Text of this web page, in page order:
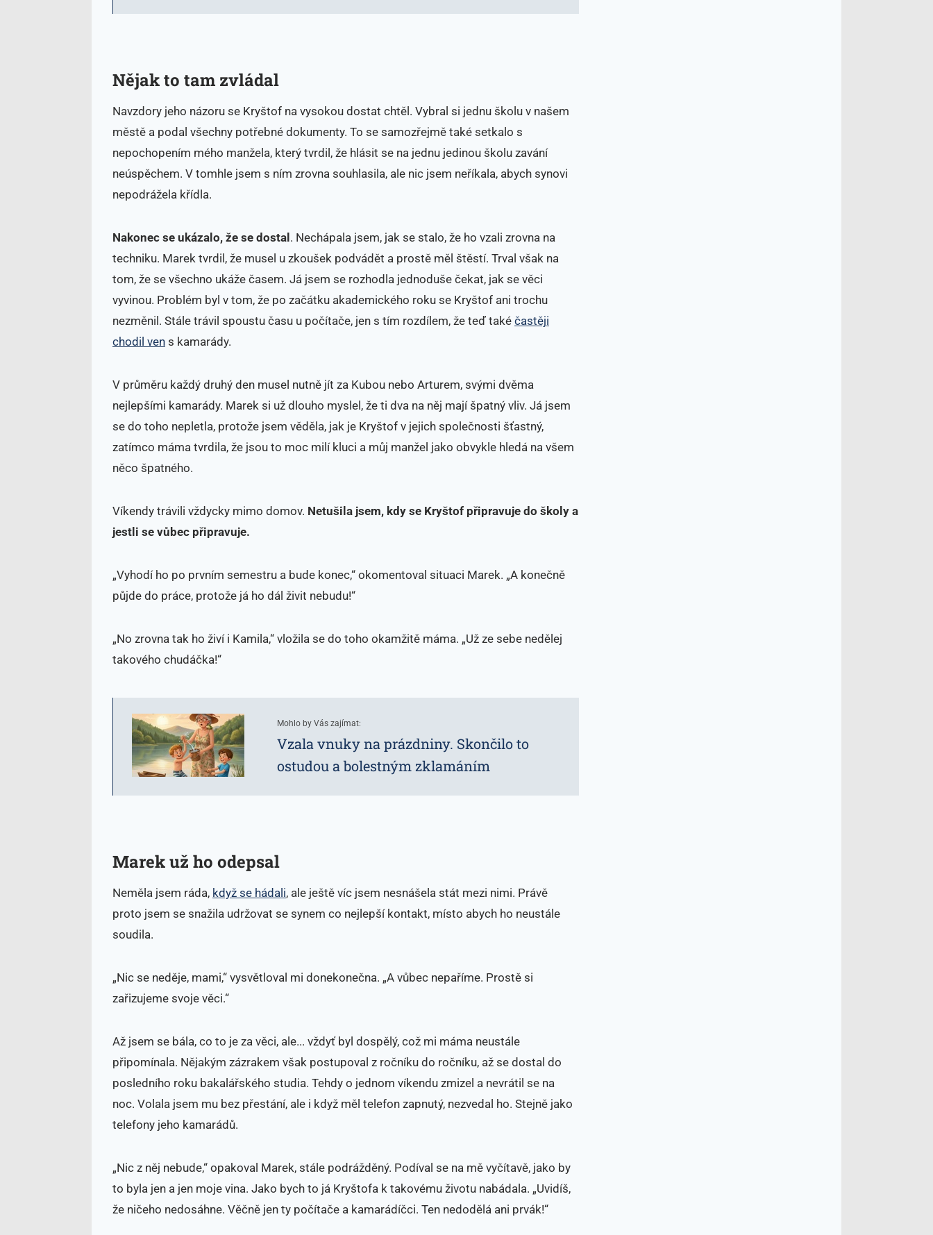
Nějak to tam zvládal
Navzdory jeho názoru se Kryštof na vysokou dostat chtěl. Vybral si jednu školu v našem
městě a podal všechny potřebné dokumenty. To se samozřejmě také setkalo s
nepochopením mého manžela, který tvrdil, že hlásit se na jednu jedinou školu zavání
neúspěchem. V tomhle jsem s ním zrovna souhlasila, ale nic jsem neříkala, abych synovi
nepodrážela křídla.
Nakonec se ukázalo, že se dostal. Nechápala jsem, jak se stalo, že ho vzali zrovna na
techniku. Marek tvrdil, že musel u zkoušek podvádět a prostě měl štěstí. Trval však na
tom, že se všechno ukáže časem. Já jsem se rozhodla jednoduše čekat, jak se věci
vyvinou. Problém byl v tom, že po začátku akademického roku se Kryštof ani trochu
nezměnil. Stále trávil spoustu času u počítače, jen s tím rozdílem, že teď také častěji
chodil ven s kamarády.
V průměru každý druhý den musel nutně jít za Kubou nebo Arturem, svými dvěma
nejlepšími kamarády. Marek si už dlouho myslel, že ti dva na něj mají špatný vliv. Já jsem
se do toho nepletla, protože jsem věděla, jak je Kryštof v jejich společnosti šťastný,
zatímco máma tvrdila, že jsou to moc milí kluci a můj manžel jako obvykle hledá na všem
něco špatného.
Víkendy trávili vždycky mimo domov. Netušila jsem, kdy se Kryštof připravuje do školy a
jestli se vůbec připravuje.
„Vyhodí ho po prvním semestru a bude konec,“ okomentoval situaci Marek. „A konečně
půjde do práce, protože já ho dál živit nebudu!“
„No zrovna tak ho živí i Kamila,“ vložila se do toho okamžitě máma. „Už ze sebe nedělej
takového chudáčka!“
Mohlo by Vás zajímat:
Vzala vnuky na prázdniny. Skončilo to
ostudou a bolestným zklamáním
Marek už ho odepsal
Neměla jsem ráda, když se hádali, ale ještě víc jsem nesnášela stát mezi nimi. Právě
proto jsem se snažila udržovat se synem co nejlepší kontakt, místo abych ho neustále
soudila.
„Nic se neděje, mami,“ vysvětloval mi donekonečna. „A vůbec nepaříme. Prostě si
zařizujeme svoje věci.“
Až jsem se bála, co to je za věci, ale... vždyť byl dospělý, což mi máma neustále
připomínala. Nějakým zázrakem však postupoval z ročníku do ročníku, až se dostal do
posledního roku bakalářského studia. Tehdy o jednom víkendu zmizel a nevrátil se na
noc. Volala jsem mu bez přestání, ale i když měl telefon zapnutý, nezvedal ho. Stejně jako
telefony jeho kamarádů.
„Nic z něj nebude,“ opakoval Marek, stále podrážděný. Podíval se na mě vyčítavě, jako by
to byla jen a jen moje vina. Jako bych to já Kryštofa k takovému životu nabádala. „Uvidíš,
že ničeho nedosáhne. Věčně jen ty počítače a kamarádíčci. Ten nedodělá ani prvák!“